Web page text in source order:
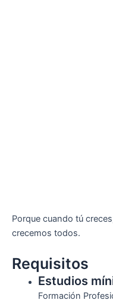
Porque cuando tú
crecemos todos.
Requisitos
Estudios
Formación